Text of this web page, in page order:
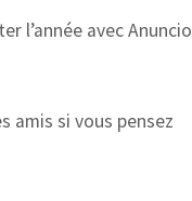
l’année avec Anuncio
amis si vous pensez